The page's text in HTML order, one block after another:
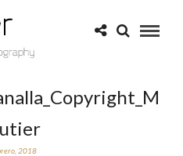
2018